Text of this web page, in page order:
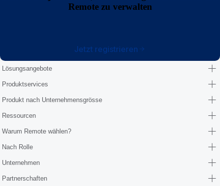
Remote zu verwalten
Jetzt registrieren
Lösungsangebote
Produktservices
Produkt nach Unternehmensgrösse
Ressourcen
Warum Remote wählen?
Nach Rolle
Unternehmen
Partnerschaften